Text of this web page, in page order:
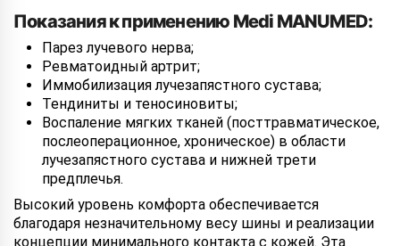
Показания к применению Medi MANUMED:
Парез лучевого нерва;
Ревматоидный артрит;
Иммобилизация лучезапястного сустава;
Тендиниты и теносиновиты;
Воспаление мягких тканей (посттравматическое,
послеоперационное, хроническое) в области
лучезапястного сустава и нижней трети
предплечья.
Высокий уровень комфорта обеспечивается
благодаря незначительному весу шины и реализации
концепции минимального контакта с кожей. Эта